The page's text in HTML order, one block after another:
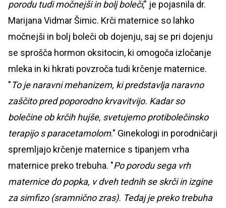
porodu tudi močnejši in bolj boleči," je pojasnila dr.
Marijana Vidmar Šimic. Krči maternice so lahko
močnejši in bolj boleči ob dojenju, saj se pri dojenju
se sprošča hormon oksitocin, ki omogoča izločanje
mleka in ki hkrati povzroča tudi krčenje maternice.
"To je naravni mehanizem, ki predstavlja naravno
zaščito pred poporodno krvavitvijo. Kadar so
bolečine ob krčih hujše, svetujemo protibolečinsko
terapijo s paracetamolom." Ginekologi in porodničarji
spremljajo krčenje maternice s tipanjem vrha
maternice preko trebuha. "Po porodu sega vrh
maternice do popka, v dveh tednih se skrči in izgine
za simfizo (sramnično zras). Tedaj je preko trebuha